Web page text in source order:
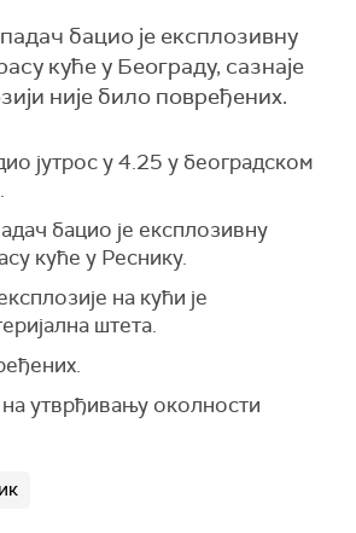
бацио је експлозивну
куће у Београду, сазнаје
није било повређених.
јутрос у 4.25 у београдском
бацио је експлозивну
куће у Реснику.
на кући је
штета.
утврђивању околности